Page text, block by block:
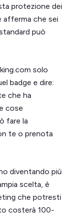
protezione dei
afferma che sei
può
solo
badge e dire:
che ha
cose
fare la
te o prenota
diventando più
scelta, è
che potresti
costerà 100-